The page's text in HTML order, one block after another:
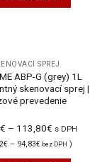
SPREJ
ABP-G (grey) 1L
skenovací sprej |
prevedenie
€ – 113,80€ s DPH
€ – 94,83€ bez DPH )